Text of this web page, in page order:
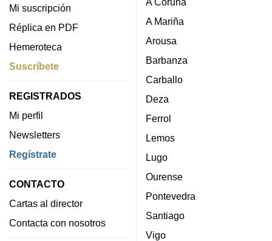
Mi suscripción
Réplica en PDF
Hemeroteca
Suscríbete
REGISTRADOS
Mi perfil
Newsletters
Regístrate
CONTACTO
Cartas al director
Contacta con nosotros
A Mariña
Arousa
Barbanza
Carballo
Deza
Ferrol
Lemos
Lugo
Ourense
Pontevedra
Santiago
Vigo